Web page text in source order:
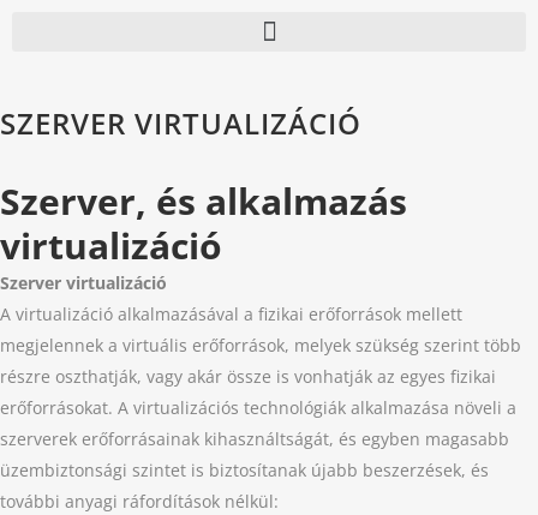
SZERVER VIRTUALIZÁCIÓ
Szerver, és alkalmazás
virtualizáció
Szerver virtualizáció
A virtualizáció alkalmazásával a fizikai erőforrások mellett
megjelennek a virtuális erőforrások, melyek szükség szerint több
részre oszthatják, vagy akár össze is vonhatják az egyes fizikai
erőforrásokat. A virtualizációs technológiák alkalmazása növeli a
szerverek erőforrásainak kihasználtságát, és egyben magasabb
üzembiztonsági szintet is biztosítanak újabb beszerzések, és
további anyagi ráfordítások nélkül: